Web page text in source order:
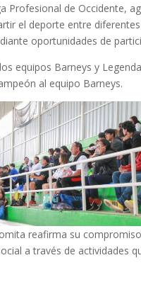
Profesional de Occidente,
el deporte entre
oportunidades de
equipos Barneys y
al equipo Barneys.
reafirma su
a través de actividades